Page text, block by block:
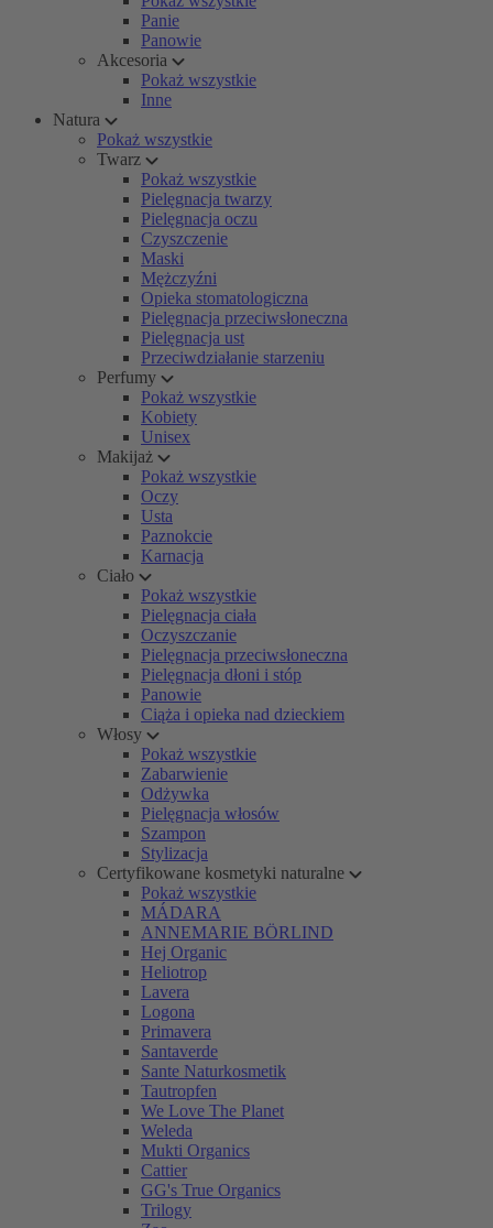
Panie
Panowie
Akcesoria
Pokaż wszystkie
Inne
Natura
Pokaż wszystkie
Twarz
Pokaż wszystkie
Pielęgnacja twarzy
Pielęgnacja oczu
Czyszczenie
Maski
Mężczyźni
Opieka stomatologiczna
Pielęgnacja przeciwsłoneczna
Pielęgnacja ust
Przeciwdziałanie starzeniu
Perfumy
Pokaż wszystkie
Kobiety
Unisex
Makijaż
Pokaż wszystkie
Oczy
Usta
Paznokcie
Karnacja
Ciało
Pokaż wszystkie
Pielęgnacja ciała
Oczyszczanie
Pielęgnacja przeciwsłoneczna
Pielęgnacja dłoni i stóp
Panowie
Ciąża i opieka nad dzieckiem
Włosy
Pokaż wszystkie
Zabarwienie
Odżywka
Pielęgnacja włosów
Szampon
Stylizacja
Certyfikowane kosmetyki naturalne
Pokaż wszystkie
MÁDARA
ANNEMARIE BÖRLIND
Hej Organic
Heliotrop
Lavera
Logona
Primavera
Santaverde
Sante Naturkosmetik
Tautropfen
We Love The Planet
Weleda
Mukti Organics
Cattier
GG's True Organics
Trilogy